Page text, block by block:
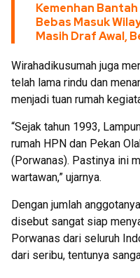
Kemenhan
Bebas Masuk
Masih Draf Awal,
Wirahadikusumah juga
telah lama rindu dan
menjadi tuan rumah
“Sejak tahun 1993,
rumah HPN dan Pekan
(Porwanas). Pastinya ini
wartawan,” ujarnya.
Dengan jumlah
disebut sangat siap
Porwanas dari seluruh
dari seribu, tentunya